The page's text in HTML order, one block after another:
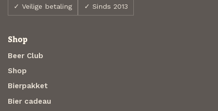
✓ Veilige betaling ✓ Sinds 2013
Shop
Beer Club
Shop
Bierpakket
Bier cadeau